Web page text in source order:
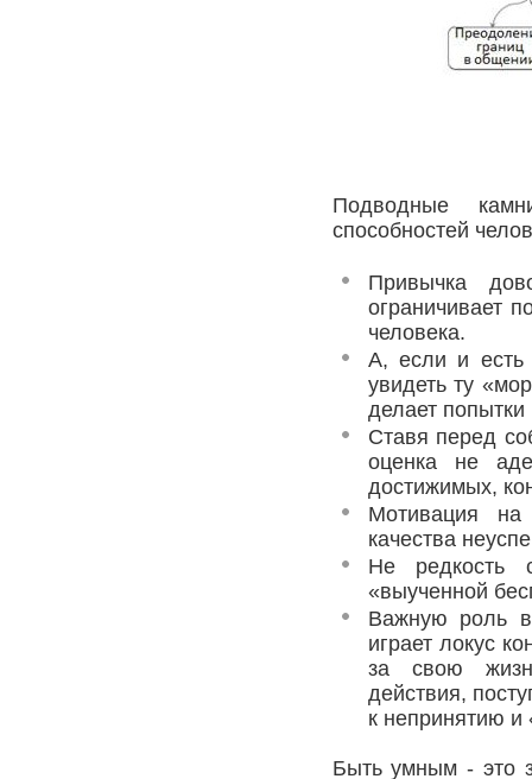
Подводные
способностей
Привычка
ограничивает
человека.
А, если и есть
увидеть ту
делает
Ставя перед
оценка не
достижимых,
Мотивация на
качества
Не редкость
«выученной
Важную роль в
играет локус
за свою
действия,
к непринятию и
Быть умным - это